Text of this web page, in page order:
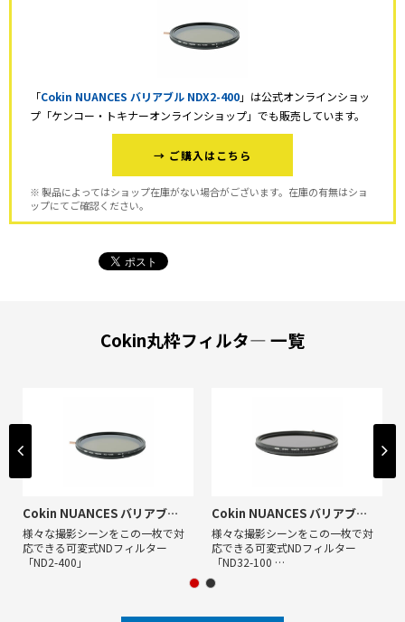
「Cokin NUANCES バリアブル NDX2-400」は公式オンラインショッ
プ「ケンコー・トキナーオンラインショップ」でも販売しています。
→ ご購入はこちら
※ 製品によってはショップ在庫がない場合がございます。在庫の有無はショ
ップにてご確認ください。
Cokin丸枠フィルタ― 一覧
Cokin NUANCES バリアブル NDX2-400
様々な撮影シーンをこの一枚で対
応できる可変式NDフィルター
「ND2-400」
Cokin NUANCES バリアブル NDX32-1000
様々な撮影シーンをこの一枚で対
応できる可変式NDフィルター
「ND32-100 …